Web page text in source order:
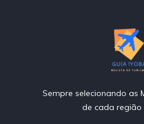
Sempre selecionando as
de cada região